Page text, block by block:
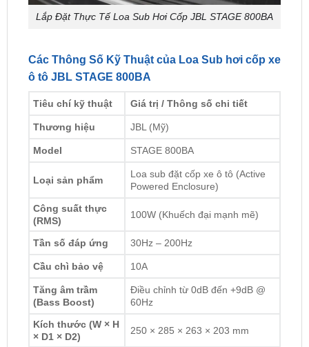
Các Thông Số Kỹ Thuật của Loa Sub hơi cốp xe
Tiêu chí kỹ thuật Giá trị / Thông số chi tiết
Powered Enclosure)
(RMS)
100W (Khuếch đại mạnh mẽ)
Tần số đáp ứng
(Bass Boost)
60Hz
Kích thước (W × H
× D1 × D2)
250 × 285 × 263 × 203 mm
Vị trí lắp đặt